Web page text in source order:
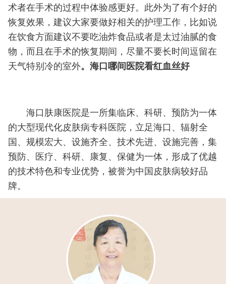
术者在手术的过程中体验感更好。此外为了有个好的
恢复效果，建议大家要做好相关的护理工作，比如说
在饮食方面建议不要吃油炸食品或者是太过油腻的食
物，而且在手术的恢复期间，尽量不要长时间逗留在
天气特别冷的室外。海口哪间医院看红血丝好
海口肤康医院是一所集临床、科研、预防为一体
的大型现代化皮肤病专科医院，立足海口、辐射全
国、规模宏大、设施齐全、技术先进、设施完善，集
预防、医疗、科研、康复、保健为一体，形成了优越
的技术特色和专业优势，被誉为中国皮肤病较好品
牌。